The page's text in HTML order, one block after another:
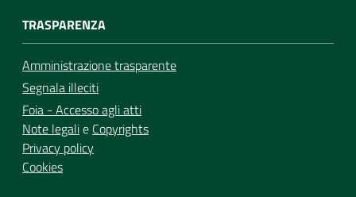
TRASPARENZA
Amministrazione trasparente
Segnala illeciti
Foia - Accesso agli atti
Note legalie Copyrights
Privacy policy
Cookies